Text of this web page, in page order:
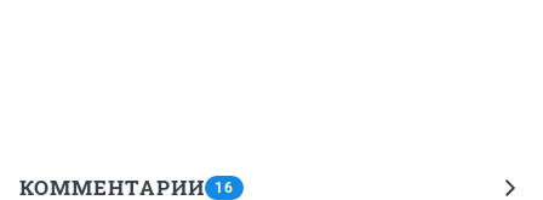
КОММЕНТАРИИ 16